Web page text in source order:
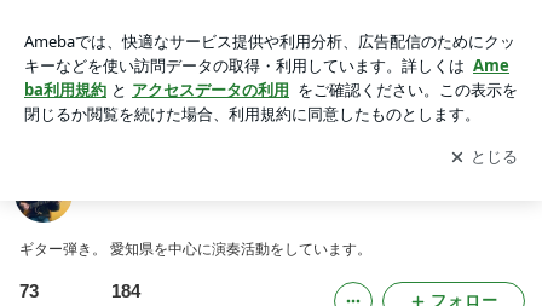
アプリをダウンロードして ブログの更新通知
を受け取りまし
ょう。
開く
ギター弾き。 愛知県を中心に演奏活動をしています。
73 184 フォロー